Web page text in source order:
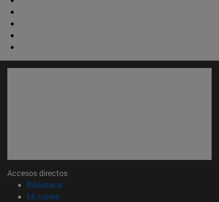
Accesos directos
Biblioteca
Mi correo(abre en nueva ventana)